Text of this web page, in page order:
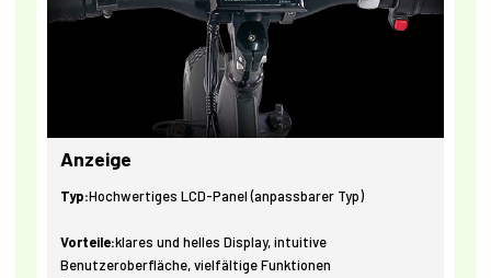
Anzeige
Typ:Hochwertiges LCD-Panel (anpassbarer Typ)
Vorteile:klares und helles Display, intuitive
Benutzeroberfläche, vielfältige Funktionen